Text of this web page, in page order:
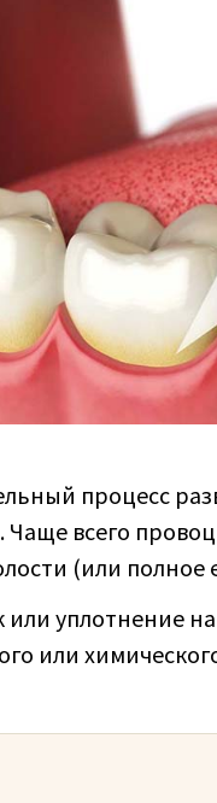
процесс
всего
(или полное
или уплотнение
или